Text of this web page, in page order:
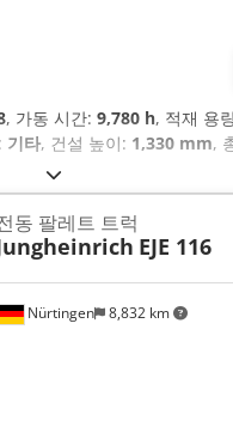
, 가동 시간: 9,780 h, 적재 용
기타, 건설 높이: 1,330 mm,
Nürtingen 8,832 km
동 팔레트 트럭
EJE 116